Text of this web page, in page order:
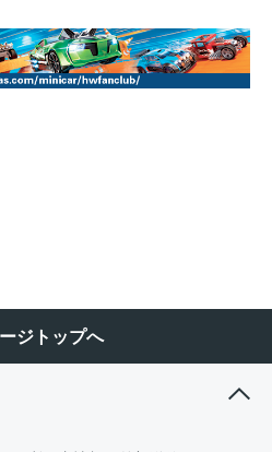
ジトップへ